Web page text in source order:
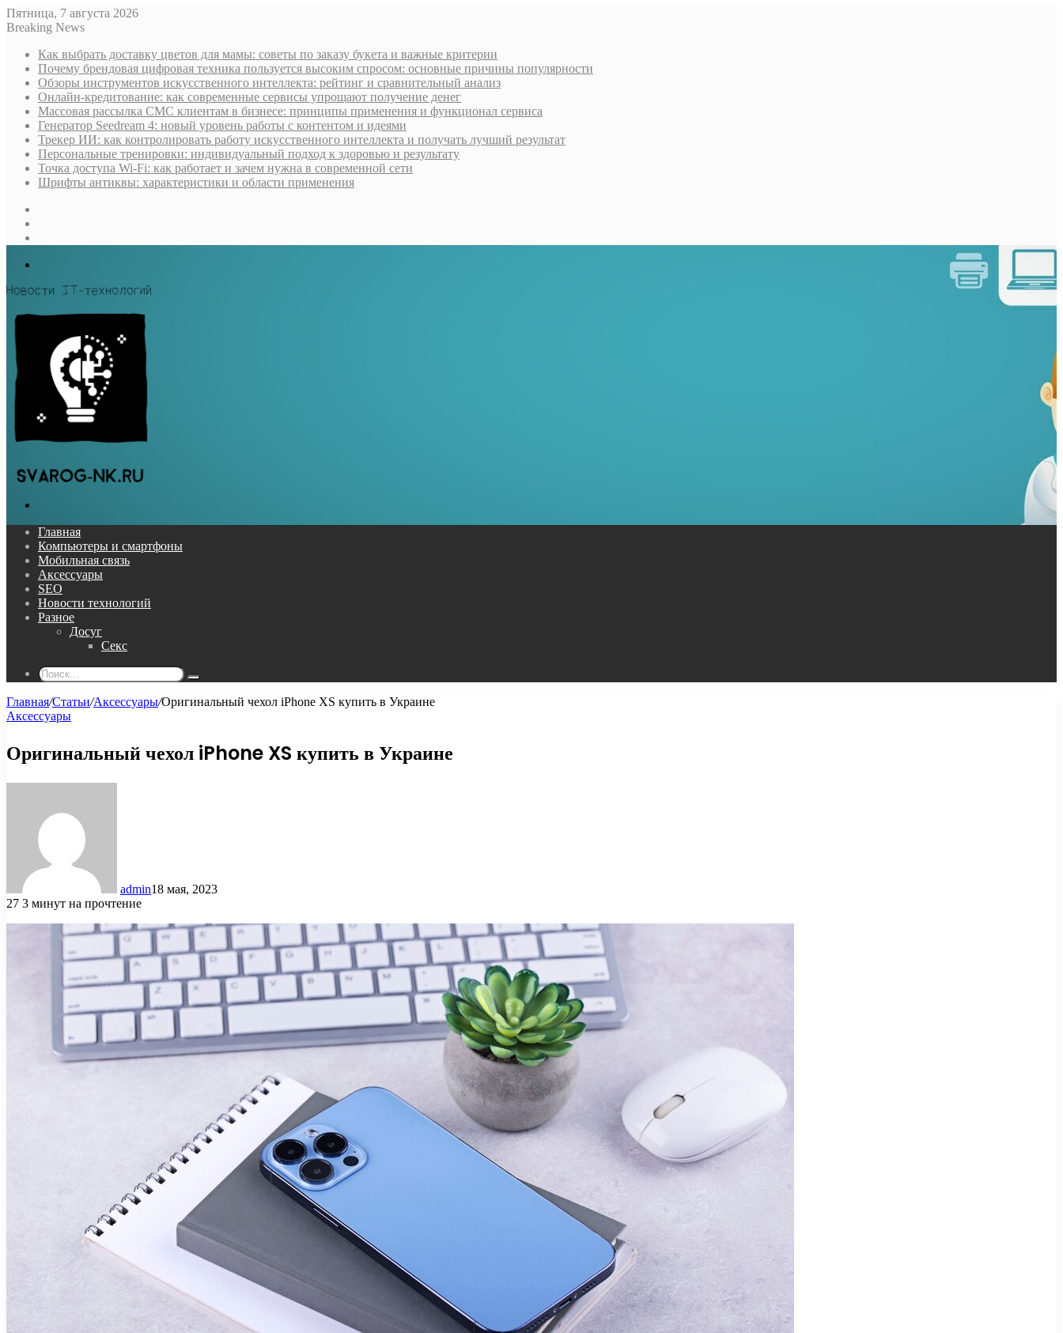
Пятница, 7 августа 2026
Breaking News
Как выбрать доставку цветов для мамы: советы по заказу букета и важные критерии
Почему брендовая цифровая техника пользуется высоким спросом: основные причины популярности
Обзоры инструментов искусственного интеллекта: рейтинг и сравнительный анализ
Онлайн-кредитование: как современные сервисы упрощают получение денег
Массовая рассылка СМС клиентам в бизнесе: принципы применения и функционал сервиса
Генератор Seedream 4: новый уровень работы с контентом и идеями
Трекер ИИ: как контролировать работу искусственного интеллекта и получать лучший результат
Персональные тренировки: индивидуальный подход к здоровью и результату
Точка доступа Wi-Fi: как работает и зачем нужна в современной сети
Шрифты антиквы: характеристики и области применения
Главная
Компьютеры и смартфоны
Мобильная связь
Аксессуары
SEO
Новости технологий
Разное
Досуг
Секс
Поиск...
Главная/Статьи/Аксессуары/Оригинальный чехол iPhone XS купить в Украине
Аксессуары
Оригинальный чехол iPhone XS купить в Украине
admin18 мая, 2023
27 3 минут на прочтение